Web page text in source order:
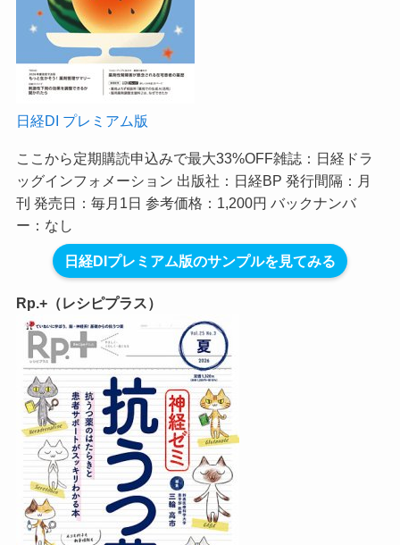
日経DI プレミアム版
ここから定期購読申込みで最大33%OFF雑誌：日経ドラ
ッグインフォメーション 出版社：日経BP 発行間隔：月
刊 発売日：毎月1日 参考価格：1,200円 バックナンバ
ー：なし
日経DIプレミアム版のサンプルを見てみる
Rp.+（レシピプラス）